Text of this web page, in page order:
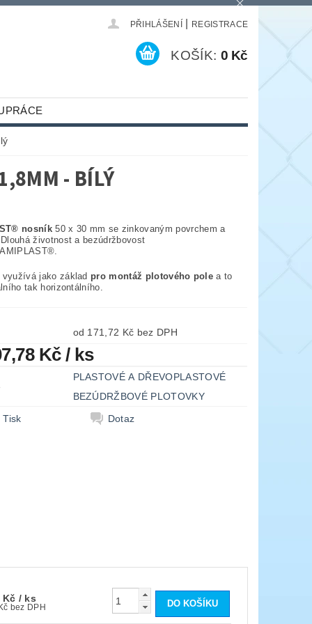
PŘIHLÁŠENÍ REGISTRACE
KOŠÍK: 0 Kč
- BÍLÝ
nosník50 x 30 mm se zinkovaným povrchem a
životnost a bezúdržbovost
jako základ pro montáž plotového pole a to
tak horizontálního.
od 171,72 Kč bez DPH
Kč/ ks
PLASTOVÉ A DŘEVOPLASTOVÉ
BEZÚDRŽBOVÉ PLOTOVKY
Tisk
Dotaz
Kč / ks
171,72 Kč bez DPH